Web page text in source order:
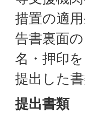
措置の適
告書裏面
名・押印
提出した
提出書類